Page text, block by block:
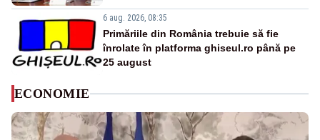
6 aug. 2026, 08:35
Primăriile din România trebuie să fie
înrolate în platforma ghiseul.ro până pe
25 august
ECONOMIE